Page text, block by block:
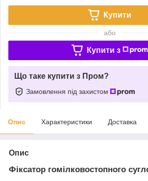
Купити
або
Купити з
Що таке купити з Пром?
Замовлення під захистом
Опис Характеристики Доставка
Опис
Фіксатор гомілковостопного